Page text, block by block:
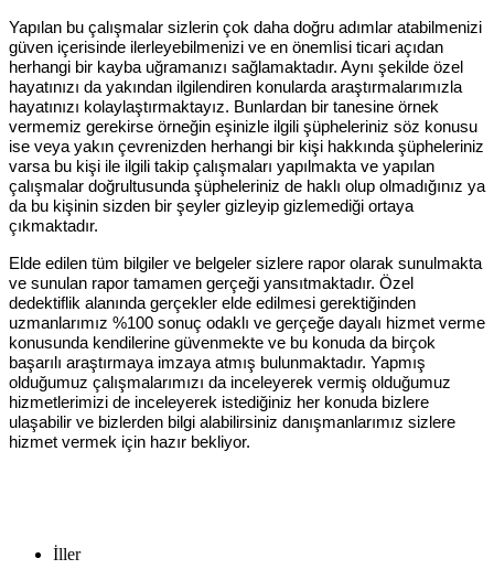
Yapılan bu çalışmalar sizlerin çok daha doğru adımlar atabilmenizi
güven içerisinde ilerleyebilmenizi ve en önemlisi ticari açıdan
herhangi bir kayba uğramanızı sağlamaktadır. Aynı şekilde özel
hayatınızı da yakından ilgilendiren konularda araştırmalarımızla
hayatınızı kolaylaştırmaktayız. Bunlardan bir tanesine örnek
vermemiz gerekirse örneğin eşinizle ilgili şüpheleriniz söz konusu
ise veya yakın çevrenizden herhangi bir kişi hakkında şüpheleriniz
varsa bu kişi ile ilgili takip çalışmaları yapılmakta ve yapılan
çalışmalar doğrultusunda şüpheleriniz de haklı olup olmadığınız ya
da bu kişinin sizden bir şeyler gizleyip gizlemediği ortaya
çıkmaktadır.
Elde edilen tüm bilgiler ve belgeler sizlere rapor olarak sunulmakta
ve sunulan rapor tamamen gerçeği yansıtmaktadır. Özel
dedektiflik alanında gerçekler elde edilmesi gerektiğinden
uzmanlarımız %100 sonuç odaklı ve gerçeğe dayalı hizmet verme
konusunda kendilerine güvenmekte ve bu konuda da birçok
başarılı araştırmaya imzaya atmış bulunmaktadır. Yapmış
olduğumuz çalışmalarımızı da inceleyerek vermiş olduğumuz
hizmetlerimizi de inceleyerek istediğiniz her konuda bizlere
ulaşabilir ve bizlerden bilgi alabilirsiniz danışmanlarımız sizlere
hizmet vermek için hazır bekliyor.
İller